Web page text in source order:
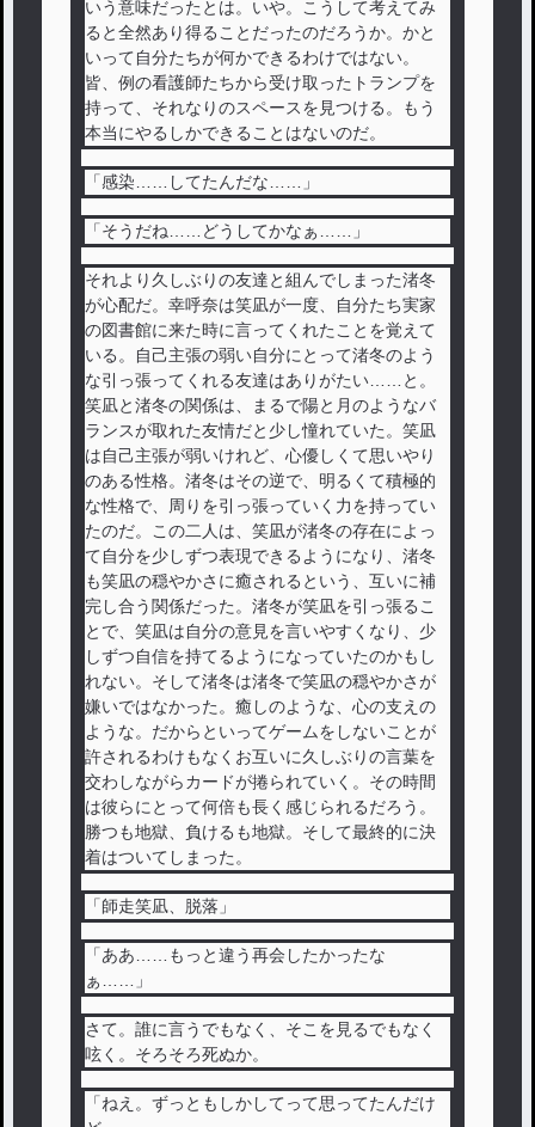
いう意味だったとは。いや。こうして考えてみ
ると全然あり得ることだったのだろうか。かと
いって自分たちが何かできるわけではない。
皆、例の看護師たちから受け取ったトランプを
持って、それなりのスペースを見つける。もう
本当にやるしかできることはないのだ。
「感染……してたんだな……」
「そうだね……どうしてかなぁ……」
それより久しぶりの友達と組んでしまった渚冬
が心配だ。幸呼奈は笑凪が一度、自分たち実家
の図書館に来た時に言ってくれたことを覚えて
いる。自己主張の弱い自分にとって渚冬のよう
な引っ張ってくれる友達はありがたい……と。
笑凪と渚冬の関係は、まるで陽と月のようなバ
ランスが取れた友情だと少し憧れていた。笑凪
は自己主張が弱いけれど、心優しくて思いやり
のある性格。渚冬はその逆で、明るくて積極的
な性格で、周りを引っ張っていく力を持ってい
たのだ。この二人は、笑凪が渚冬の存在によっ
て自分を少しずつ表現できるようになり、渚冬
も笑凪の穏やかさに癒されるという、互いに補
完し合う関係だった。渚冬が笑凪を引っ張るこ
とで、笑凪は自分の意見を言いやすくなり、少
しずつ自信を持てるようになっていたのかもし
れない。そして渚冬は渚冬で笑凪の穏やかさが
嫌いではなかった。癒しのような、心の支えの
ような。だからといってゲームをしないことが
許されるわけもなくお互いに久しぶりの言葉を
交わしながらカードが捲られていく。その時間
は彼らにとって何倍も長く感じられるだろう。
勝つも地獄、負けるも地獄。そして最終的に決
着はついてしまった。
「師走笑凪、脱落」
「ああ……もっと違う再会したかったな
ぁ……」
さて。誰に言うでもなく、そこを見るでもなく
呟く。そろそろ死ぬか。
「ねえ。ずっともしかしてって思ってたんだけ